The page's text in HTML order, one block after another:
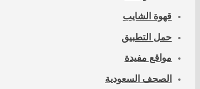
قهوة الشايب
حمل التطبيق
مواقع مفيدة
الصحف السعودية